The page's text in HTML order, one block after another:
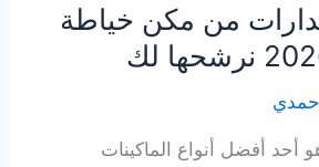
10 إصدارات من مكن خياطة
حمدي
أفضل أنواع الماكينات